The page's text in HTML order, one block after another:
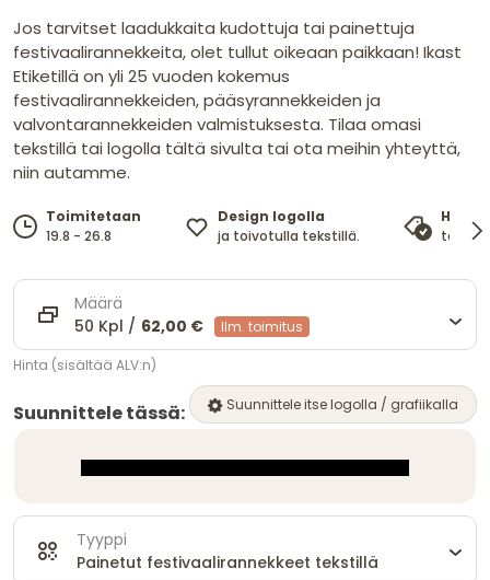
Jos tarvitset laadukkaita kudottuja tai painettuja
festivaalirannekkeita, olet tullut oikeaan paikkaan! Ikast
Etiketillä on yli 25 vuoden kokemus
festivaalirannekkeiden, pääsyrannekkeiden ja
valvontarannekkeiden valmistuksesta. Tilaa omasi
tekstillä tai logolla tältä sivulta tai ota meihin yhteyttä,
niin autamme.
Toimitetaan
19.8 - 26.8
Design logolla
ja toivotulla tekstillä.
takaa
Määrä
50 Kpl / 62,00 € Ilm. toimitus
Hinta (sisältää ALV:n)
Suunnittele tässä: Suunnittele itse logolla / grafiikalla
Tyyppi
Painetut festivaalirannekkeet tekstillä